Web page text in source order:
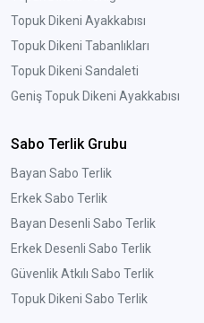
Topuk Dikeni Ayakkabısı
Topuk Dikeni Tabanlıkları
Topuk Dikeni Sandaleti
Geniş Topuk Dikeni Ayakkabısı
Sabo Terlik Grubu
Bayan Sabo Terlik
Erkek Sabo Terlik
Bayan Desenli Sabo Terlik
Erkek Desenli Sabo Terlik
Güvenlik Atkılı Sabo Terlik
Topuk Dikeni Sabo Terlik